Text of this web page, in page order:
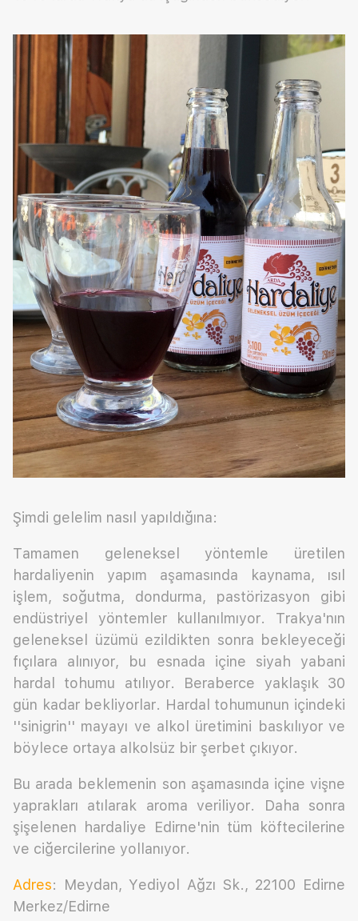
Şimdi gelelim nasıl yapıldığına:
Tamamen geleneksel yöntemle üretilen
hardaliyenin yapım aşamasında kaynama, ısıl
işlem, soğutma, dondurma, pastörizasyon gibi
endüstriyel yöntemler kullanılmıyor. Trakya'nın
geleneksel üzümü ezildikten sonra bekleyeceği
fıçılara alınıyor, bu esnada içine siyah yabani
hardal tohumu atılıyor. Beraberce yaklaşık 30
gün kadar bekliyorlar. Hardal tohumunun içindeki
''sinigrin'' mayayı ve alkol üretimini baskılıyor ve
böylece ortaya alkolsüz bir şerbet çıkıyor.
Bu arada beklemenin son aşamasında içine vişne
yaprakları atılarak aroma veriliyor. Daha sonra
şişelenen hardaliye Edirne'nin tüm köftecilerine
ve ciğercilerine yollanıyor.
Adres: Meydan, Yediyol Ağzı Sk., 22100 Edirne
Merkez/Edirne